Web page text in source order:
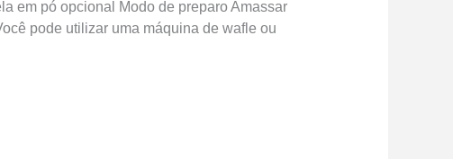
em pó opcional Modo de preparo Amassar
pode utilizar uma máquina de wafle ou